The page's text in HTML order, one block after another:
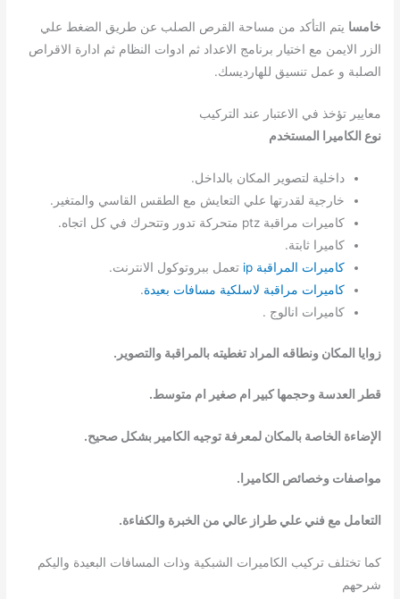
خامسا يتم التأكد من مساحة القرص الصلب عن طريق الضغط علي
الزر الايمن مع اختيار برنامج الاعداد ثم ادوات النظام ثم ادارة الاقراص
الصلبة و عمل تنسيق للهارديسك.
معايير تؤخذ في الاعتبار عند التركيب
نوع الكاميرا المستخدم
داخلية لتصوير المكان بالداخل.
خارجية لقدرتها علي التعايش مع الطقس القاسي والمتغير.
كاميرات مراقبة ptz متحركة تدور وتتحرك في كل اتجاه.
كاميرا ثابتة.
كاميرات المراقبة ip
تعمل ببروتوكول الانترنت.
كاميرات مراقبة لاسلكية مسافات بعيدة.
كاميرات انالوج .
زوايا المكان ونطاقه المراد تغطيته بالمراقبة والتصوير.
قطر العدسة وحجمها كبير ام صغير ام متوسط.
الإضاءة الخاصة بالمكان لمعرفة توجيه الكامير بشكل صحيح.
مواصفات وخصائص الكاميرا.
التعامل مع فني علي طراز عالي من الخبرة والكفاءة.
كما تختلف تركيب الكاميرات الشبكية وذات المسافات البعيدة واليكم
شرحهم